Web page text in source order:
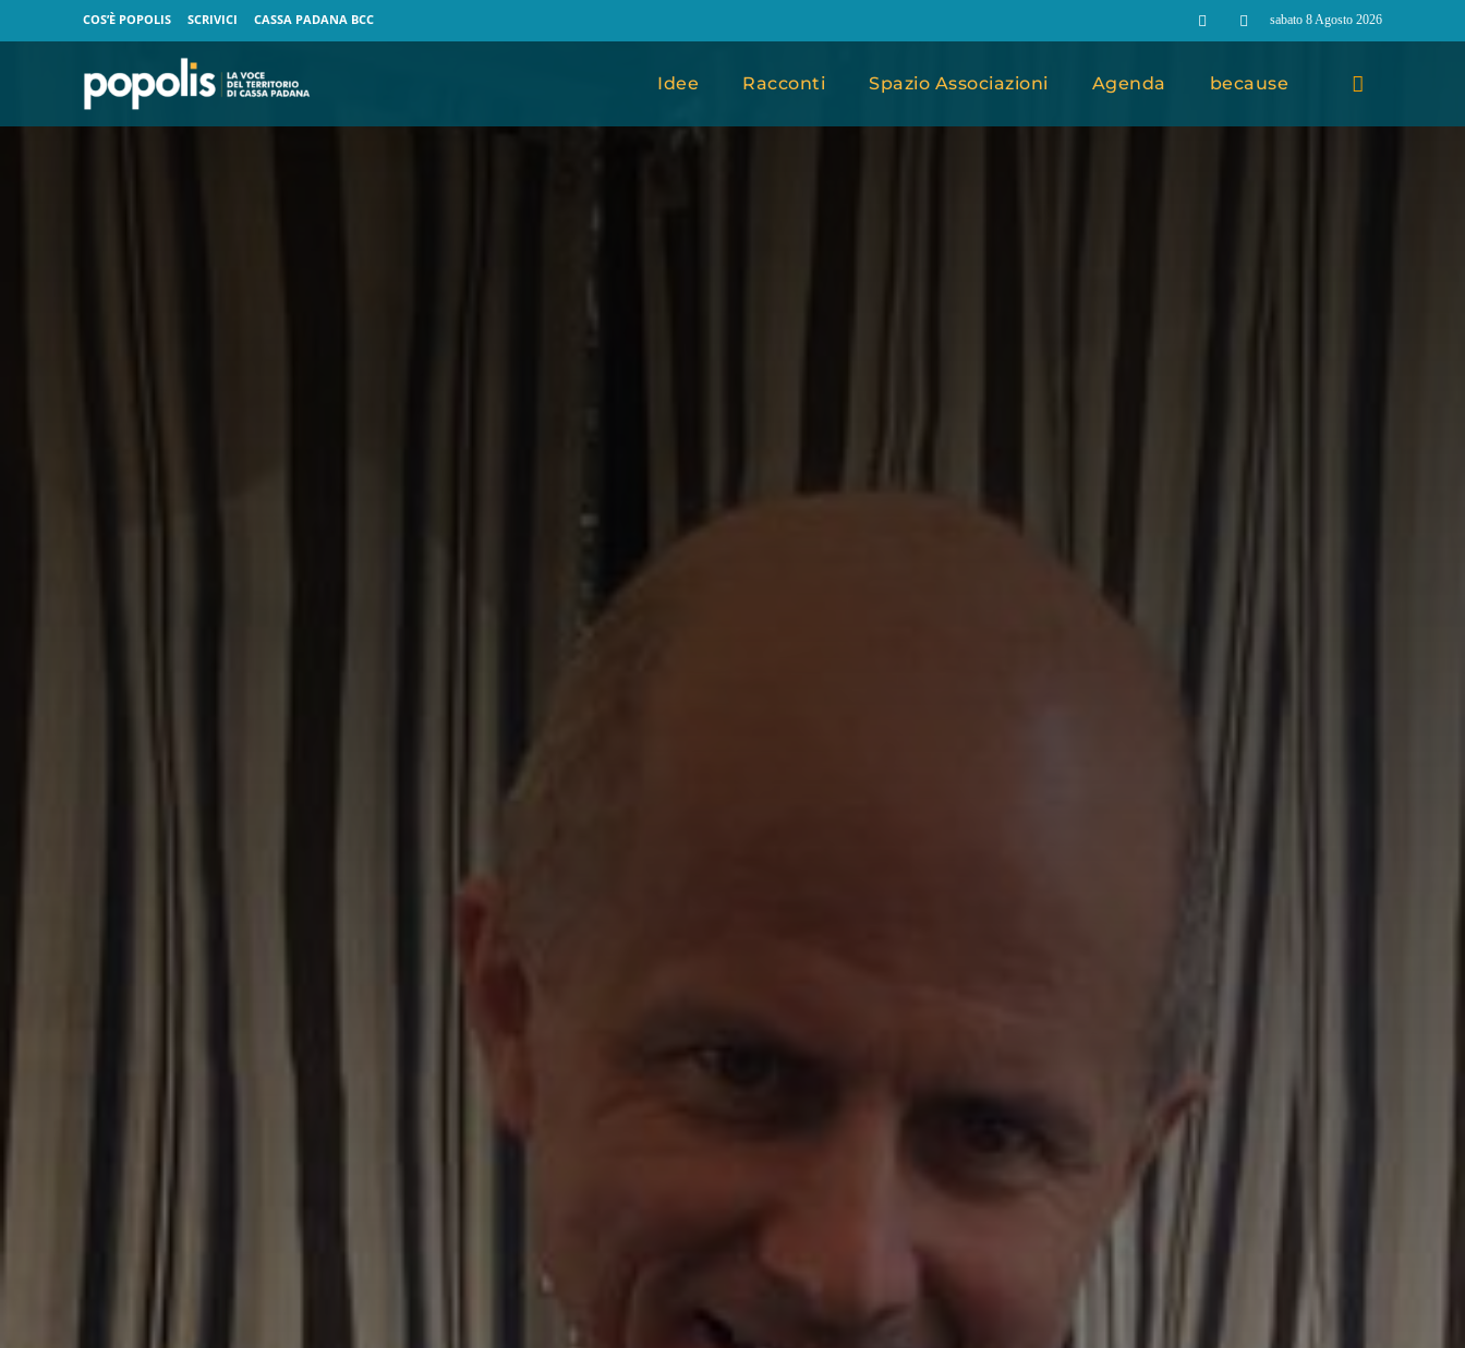
COS’È POPOLIS SCRIVICI CASSA PADANA BCC sabato 8 Agosto 2026
Idee Racconti Spazio Associazioni Agenda because